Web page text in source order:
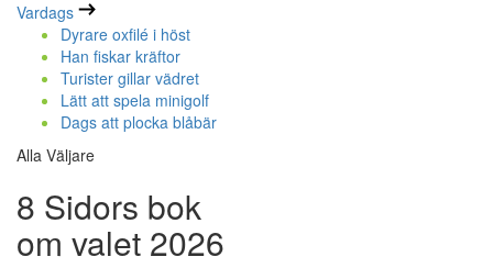
Vardags
Dyrare oxfilé i höst
Han fiskar kräftor
Turister gillar vädret
Lätt att spela minigolf
Dags att plocka blåbär
Alla Väljare
8 Sidors bok
om valet 2026